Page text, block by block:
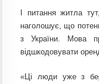
І питання житла
наголошує, що
з України. Мова
відшкодовувати
«Ці люди уже з